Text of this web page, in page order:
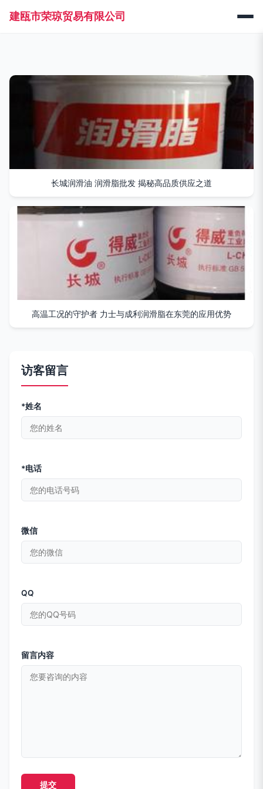
建瓯市荣琼贸易有限公司
长城润滑油 润滑脂批发 揭秘高品质供应之道
高温工况的守护者 力士与成利润滑脂在东莞的应用优势
访客留言
*姓名
*电话
微信
QQ
留言内容